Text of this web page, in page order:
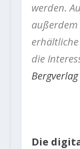
werden.
erhältliche
die
Die